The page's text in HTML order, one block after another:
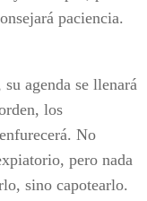
paciencia.
agenda se llenará
los
No
pero nada
sino capotearlo.